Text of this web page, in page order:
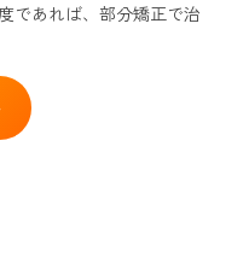
であれば、部分矯正で治